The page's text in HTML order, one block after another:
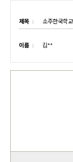
제목 소주한국학
이름 김**